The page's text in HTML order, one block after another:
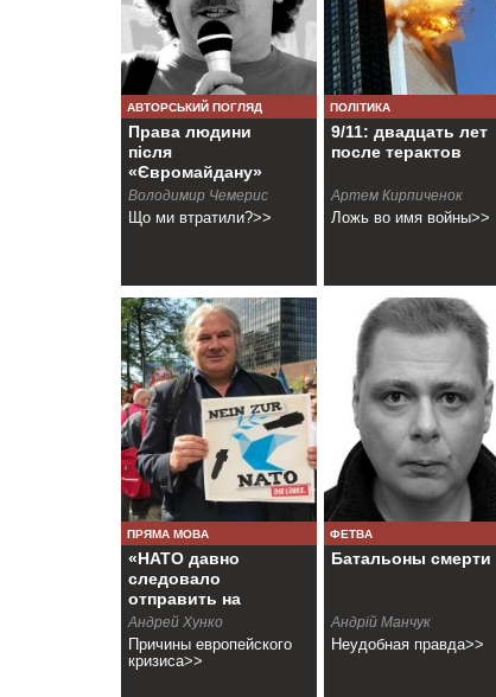
АВТОРСЬКИЙ ПОГЛЯД
Права людини
після
«Євромайдану»
Володимир Чемерис
Що ми втратили?>>
ПОЛІТИКА
9/11: двадцать лет
после терактов
Артем Кирпиченок
Ложь во имя войны>>
ПРЯМА МОВА
«НАТО давно
следовало
отправить на
свалку истории»
Андрей Хунко
Причины европейского
кризиса>>
ФЕТВА
Батальоны смерти
Андрій Манчук
Неудобная правда>>